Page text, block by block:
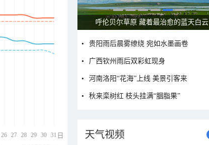
26 27 28 29 30 31 日
呼伦贝尔草原 藏着最治愈的蓝天白云
贵阳雨后晨雾缭绕 宛如水墨画卷
广西钦州雨后双彩虹现身
河南洛阳“花海”上线 美景引客来
秋来栾树红 枝头挂满“胭脂果”
天气视频